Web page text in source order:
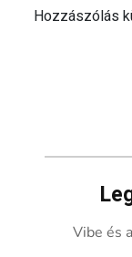
Hozzászólás
Vibe és